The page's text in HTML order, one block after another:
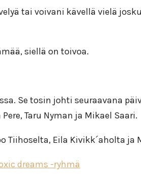
tai voivani kävellä vielä
siellä on toivoa.
Se tosin johti seuraavana
Taru Nyman ja Mikael Saari.
Tiihoselta, Eila Kivikk´aholta ja
dreams -ryhmä